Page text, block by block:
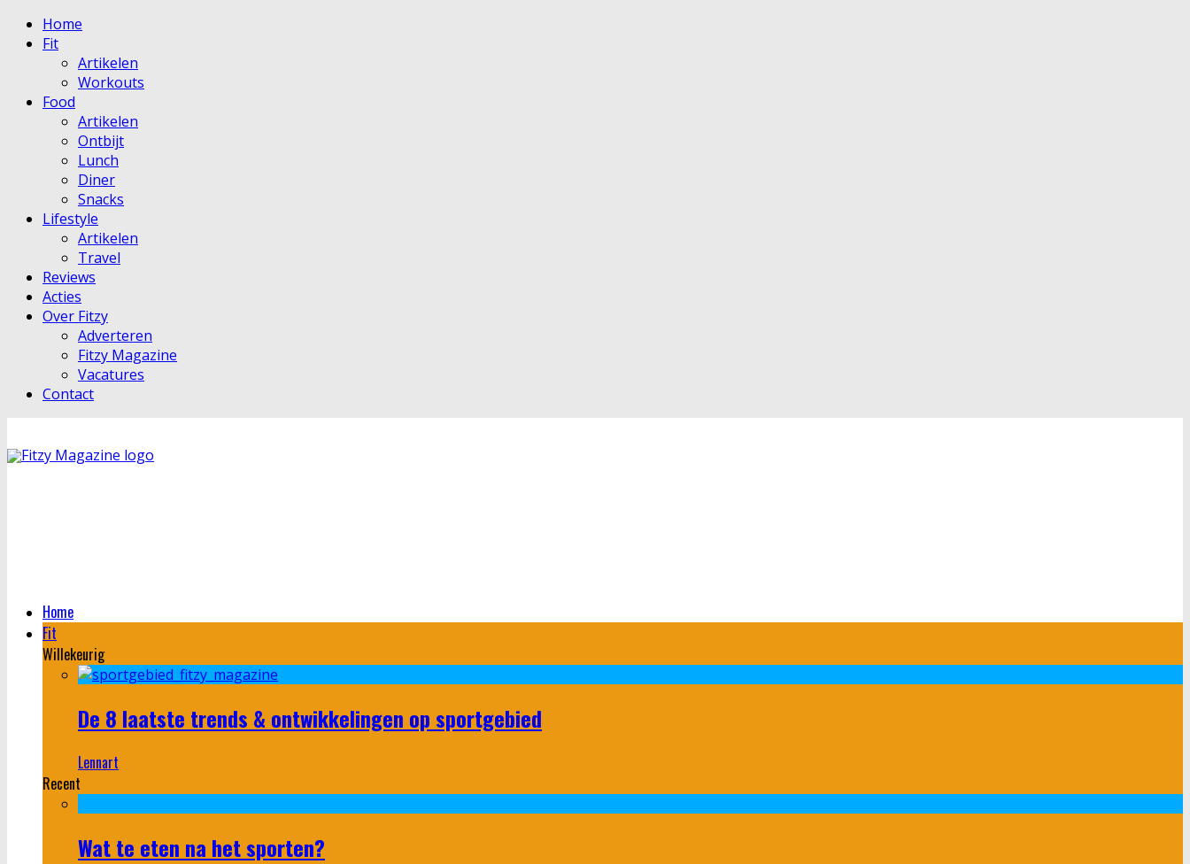
Home
Fit
Artikelen
Workouts
Food
Artikelen
Ontbijt
Lunch
Diner
Snacks
Lifestyle
Artikelen
Travel
Reviews
Acties
Over Fitzy
Adverteren
Fitzy Magazine
Vacatures
Contact
Home
Fit
Willekeurig
De 8 laatste trends & ontwikkelingen op sportgebied
Lennart
Recent
Wat te eten na het sporten?